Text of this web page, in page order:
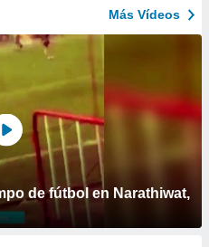
Más Vídeos
de fútbol en Narathiwat,